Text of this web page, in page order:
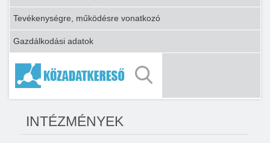
Tevékenységre, működésre vonatkozó
Gazdálkodási adatok
INTÉZMÉNYEK